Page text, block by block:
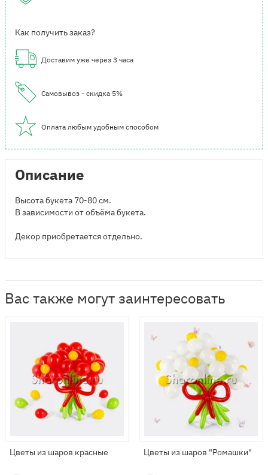
Как получить заказ?
Доставим уже через 3 часа
Самовывоз - скидка 5%
Оплата любым удобным способом
Описание
Высота букета 70-80 см.
В зависимости от объёма букета.
Декор приобретается отдельно.
Вас также могут заинтересовать
Цветы из шаров красные Цветы из шаров "Ромашки"